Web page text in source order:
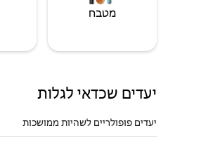
מטבח
יעדים שכדאי לגלות
יעדים פופולריים לשהיות ממושכות